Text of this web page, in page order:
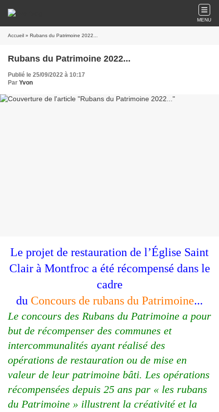
MENU
Accueil » Rubans du Patrimoine 2022...
Rubans du Patrimoine 2022...
Publié le 25/09/2022 à 10:17
Par Yvon
Le projet de restauration de l’Église Saint
Clair à Montfroc a été récompensé dans le
cadre
du Concours de rubans du Patrimoine...
Le concours des Rubans du Patrimoine a pour
but de récompenser des communes et
intercommunalités ayant réalisé des
opérations de restauration ou de mise en
valeur de leur patrimoine bâti. Les opérations
récompensées depuis 25 ans par « les rubans
du Patrimoine » illustrent la créativité et la